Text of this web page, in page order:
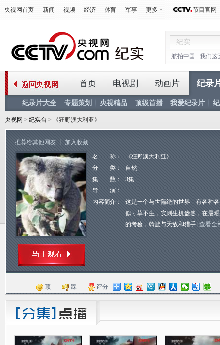
央视网首页 新闻 视频 经济 体育 军事 更多 节目官网
航拍中国 我们这
首页 电视剧 动画片 纪录
纪录片大全 专题策划 央视精品 顶级首播 我爱纪录片
央视网 > 纪实台 > 《狂野澳大利亚》
推荐给其他网友 加入收藏
名 称：
《狂野澳大利亚》
分 类：
自然
集 数：
3集
导 演：
内容简介：
这是一个与世隔绝的世界，有各种
似寸草不生，实则生机盎然，在最
的考验，斡旋与天敌和猎手 [查看全
顶 踩 评分